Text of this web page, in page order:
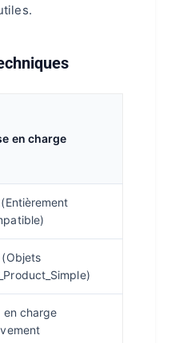
en charge
(Objets
en charge